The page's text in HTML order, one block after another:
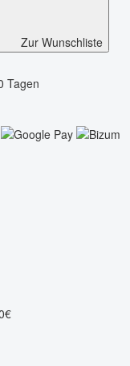
Zur Wunschliste
Tagen